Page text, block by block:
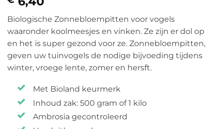
Biologische Zonnebloempitten voor vogels
waaronder koolmeesjes en vinken. Ze zijn er dol op
en het is super gezond voor ze. Zonnebloempitten,
geven uw tuinvogels de nodige bijvoeding tijdens
winter, vroege lente, zomer en hersft.
Met Bioland keurmerk
Inhoud zak: 500 gram of 1 kilo
Ambrosia gecontroleerd